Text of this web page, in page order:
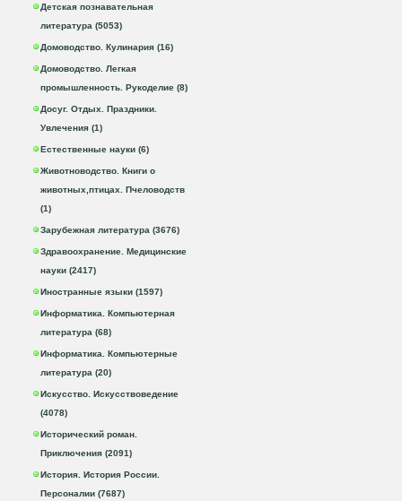
Детская познавательная
литература (5053)
Домоводство. Кулинария (16)
Домоводство. Легкая
промышленность. Рукоделие (8)
Досуг. Отдых. Праздники.
Увлечения (1)
Естественные науки (6)
Животноводство. Книги о
животных,птицах. Пчеловодств
(1)
Зарубежная литература (3676)
Здравоохранение. Медицинские
науки (2417)
Иностранные языки (1597)
Информатика. Компьютерная
литература (68)
Информатика. Компьютерные
литература (20)
Искусство. Искусствоведение
(4078)
Исторический роман.
Приключения (2091)
История. История России.
Персоналии (7687)